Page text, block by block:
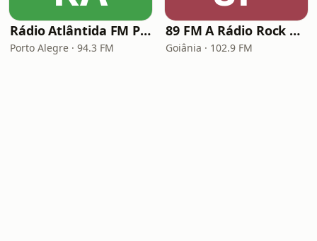
Rádio Atlântida FM Porto Alegre
Porto Alegre · 94.3 FM
89 FM A Rádio Rock Goiânia
Goiânia · 102.9 FM